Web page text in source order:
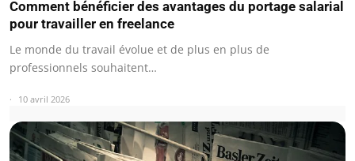
Comment bénéficier des avantages du portage salarial
pour travailler en freelance
Le monde du travail évolue et de plus en plus de
professionnels souhaitent…
10 avril 2026